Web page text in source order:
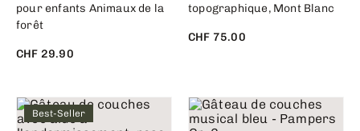
pour enfants Animaux de la
forêt
CHF 29.90
topographique, Mont Blanc
CHF 75.00
Best-Seller